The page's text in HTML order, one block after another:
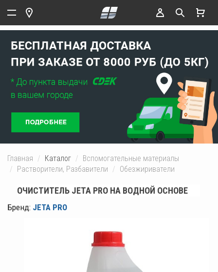
Главная Каталог
Вспомогательные материалы
Растворители, Разбавители
Обезжириватели
ОЧИСТИТЕЛЬ JETA PRO НА ВОДНОЙ ОСНОВЕ
Бренд: JETA PRO